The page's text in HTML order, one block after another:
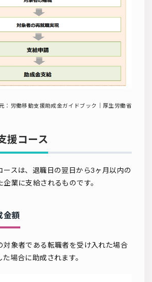
： 労働移動支援助成金ガイドブック｜厚生労働省
援コース
ースは、退職日の翌日から3ヶ月以内の
業に支給されるものです。
金額
対象者である転職者を受け入れた場合
場合に助成されます。